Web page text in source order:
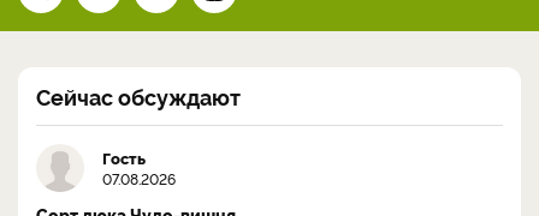
Сейчас обсуждают
Гость
07.08.2026